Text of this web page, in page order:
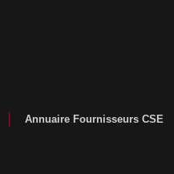
Annuaire Fournisseurs CSE